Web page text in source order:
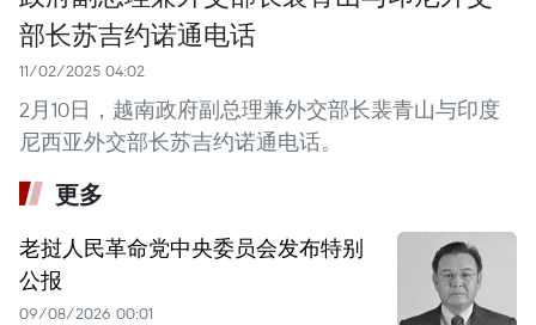
部长苏吉约诺通电话
11/02/2025 04:02
2月10日，越南政府副总理兼外交部长裴青山与印度
尼西亚外交部长苏吉约诺通电话。
更多
老挝人民革命党中央委员会发布特别
公报
09/08/2026 00:01